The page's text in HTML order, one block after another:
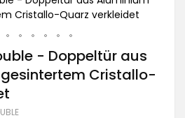
Cristallo-Quarz verkleidet
- Doppeltür aus
Cristallo-